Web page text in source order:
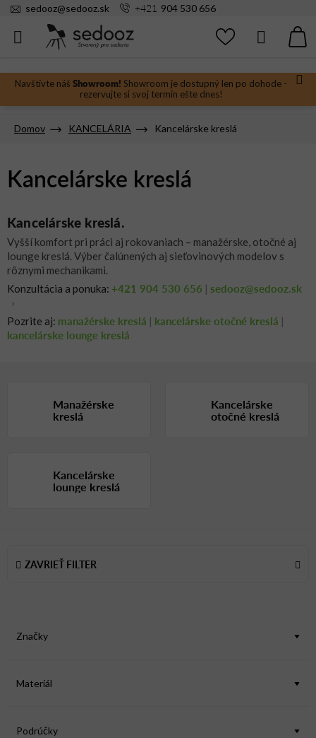
Prejsť
Navštívte náš Showroom! Showroom je dostupný len po dohode -
rezervujte si svoj termín ešte dnes!
sedooz@sedooz.sk +421 904 530 656
Hľadať
Domov KANCELÁRIA Kancelárske kreslá
Kancelárske kreslá
Kancelárske kreslá.
Vyšší komfort pri práci aj rokovaniach – manažérske, otočné aj
lounge kreslá. Výber čalúnených aj sieťovinových modelov s
rôznymi mechanikami.
Konzultácia a ponuka: +421 904 530 656 | sedooz@sedooz.sk
›
Pozrite aj: manažérske kreslá | kancelárske otočné kreslá |
kancelárske lounge kreslá
Manažérske
kreslá
Kancelárske
otočné kreslá
Kancelárske
lounge kreslá
ZAVRIEŤ FILTER
Značky
Materiál
Podrúčky